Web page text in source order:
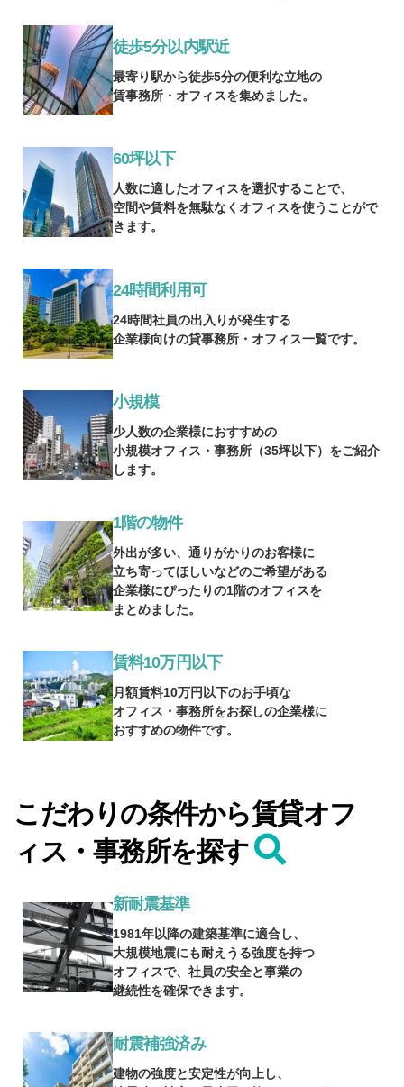
徒歩5分以内駅近
最寄り駅から徒歩5分の便利な立地の
賃事務所・オフィスを集めました。
60坪以下
人数に適したオフィスを選択することで、
空間や賃料を無駄なくオフィスを使うことがで
きます。
24時間利用可
24時間社員の出入りが発生する
企業様向けの貸事務所・オフィス一覧です。
小規模
少人数の企業様におすすめの
小規模オフィス・事務所（35坪以下）をご紹介
します。
1階の物件
外出が多い、通りがかりのお客様に
立ち寄ってほしいなどのご希望がある
企業様にぴったりの1階のオフィスを
まとめました。
賃料10万円以下
月額賃料10万円以下のお手頃な
オフィス・事務所をお探しの企業様に
おすすめの物件です。
こだわりの条件から賃貸オフ
ィス・事務所を探す
新耐震基準
1981年以降の建築基準に適合し、
大規模地震にも耐えうる強度を持つ
オフィスで、社員の安全と事業の
継続性を確保できます。
耐震補強済み
建物の強度と安定性が向上し、